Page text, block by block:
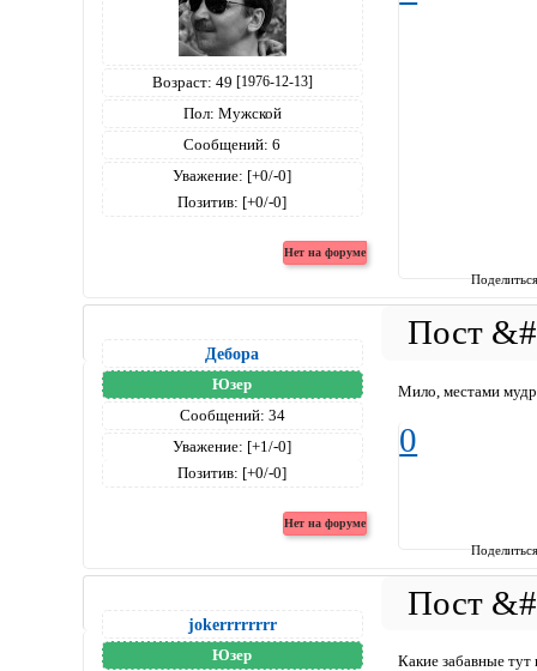
Возраст: 49 [1976-12-13]
Пол: Мужской
Сообщений: 6
Уважение: [+0/-0]
Позитив: [+0/-0]
Дебора
Юзер
Сообщений: 34
Уважение: [+1/-0]
Позитив: [+0/-0]
Мило, местами
0
jokerrrrrrrr
Юзер Какие забавные тут